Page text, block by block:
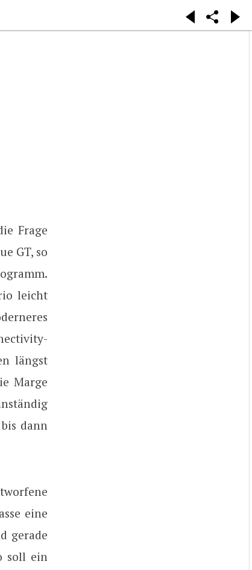
Frage
GT, so
leicht
längst
Marge
dann
eine
gerade
soll ein